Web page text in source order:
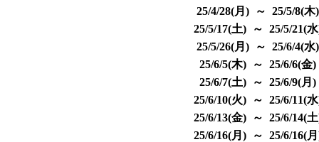
25/4/28(月) ～ 25/5/8(
25/5/17(土) ～ 25/5/21(
25/5/26(月) ～ 25/6/4(
25/6/5(木) ～ 25/6/6(
25/6/7(土) ～ 25/6/9(
25/6/10(火) ～ 25/6/11(
25/6/13(金) ～ 25/6/14(
25/6/16(月) ～ 25/6/16(